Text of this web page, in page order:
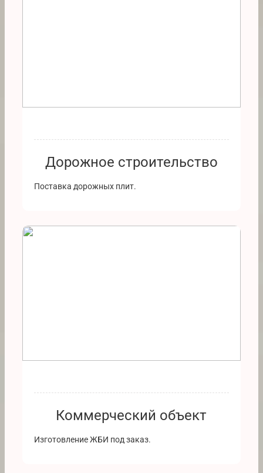
Дорожное строительство
Поставка дорожных плит.
Коммерческий объект
Изготовление ЖБИ под заказ.